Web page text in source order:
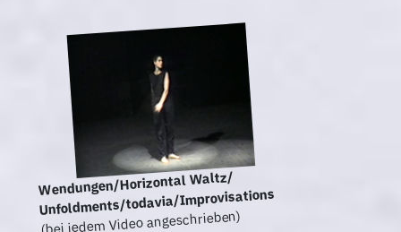
Wendungen/Horizontal Waltz/
Unfoldments/todavia/Improvisations
(bei jedem Video angeschrieben)